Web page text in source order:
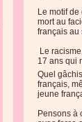
Le motif
mort au
français au
Le
17 ans qui
Quel
français,
jeune
Pensons à